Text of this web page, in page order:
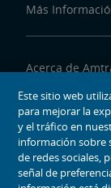
Más
Acerca de
Viajar con
Herramientas
Este sitio web
para mejorar la
y el tráfico en
información sobre
de redes sociales,
señal de